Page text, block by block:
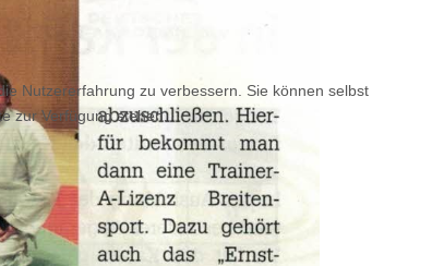
Nutzererfahrung zu verbessern. Sie können selbst
zur Verfügung stehen.